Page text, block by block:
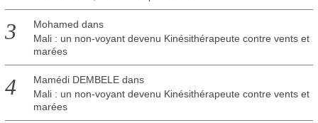
Mohamed dans
Mali : un non-voyant devenu Kinésithérapeute contre vents et
marées
Mamédi DEMBELEdans
Mali : un non-voyant devenu Kinésithérapeute contre vents et
marées